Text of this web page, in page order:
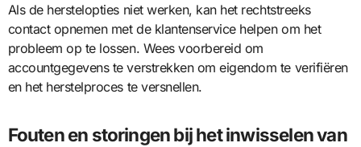
Als de herstelopties niet werken, kan het rechtstreeks
contact opnemen met de klantenservice helpen om het
probleem op te lossen. Wees voorbereid om
accountgegevens te verstrekken om eigendom te verifiëren
en het herstelproces te versnellen.
Fouten en storingen bij het inwisselen van